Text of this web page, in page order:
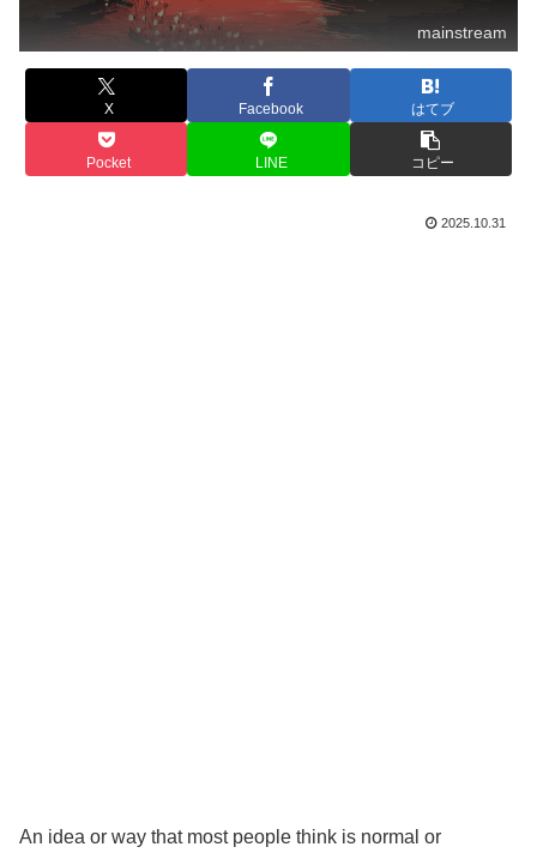
mainstream
X Facebook はてブ
Pocket LINE コピー
2025.10.31
An idea or way that most people think is normal or